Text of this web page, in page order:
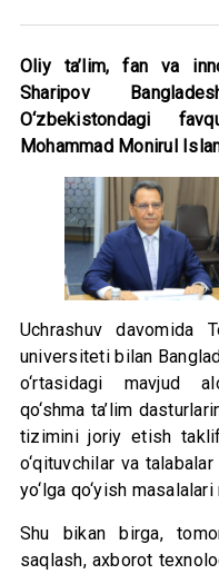
Oliy ta’lim, fan va
Sharipov
O‘zbekistondagi
Mohammad Monirul
Uchrashuv davomida
universiteti bilan
o‘rtasidagi mavjud
qo‘shma ta’lim
tizimini joriy etish
o‘qituvchilar va
yo‘lga qo‘yish
Shu bikan birga,
saqlash, axborot